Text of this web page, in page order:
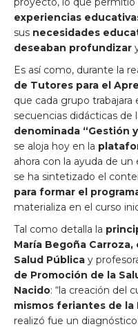
experiencias
sus necesidades
deseaban profundizar
Es así como, durante la
de Tutores para el
que cada grupo
secuencias didácticas de
denominada “Gestión
se aloja hoy en la
ahora con la ayuda de
se ha sintetizado el
para formar el
materializa en el curso
Tal como detalla la
María Begoña
Salud Pública y
de Promoción de la
Nacido: “la creación del
mismos feriantes de la
realizó fue un